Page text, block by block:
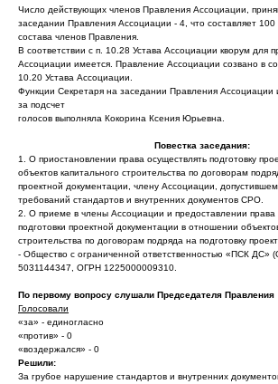
Число действующих членов Правления Ассоциации,
заседании Правления Ассоциации - 4, что составляет 100
состава членов Правления.
В соответствии с п. 10.28 Устава Ассоциации кворум для
Ассоциации имеется. Правление Ассоциации созвано в
10.20 Устава Ассоциации.
Функции Секретаря на заседании Правления Ассоциации
за подсчет
голосов выполняла Кокорина Ксения Юрьевна.
Повестка заседания:
1. О приостановлении права осуществлять подготовку
объектов капитального строительства по договорам
проектной документации, члену Ассоциации,
требований стандартов и внутренних документов СРО.
2. О приеме в члены Ассоциации и предоставлении права
подготовки проектной документации в отношении
строительства по договорам подряда на подготовку
- Общество с ограниченной ответственностью «ПСК
5031144347, ОГРН 1225000009310.
По первому вопросу слушали Председателя Правления
Голосовали
«за» - единогласно
«против» - 0
«воздержался» - 0
Решили:
За грубое нарушение стандартов и внутренних